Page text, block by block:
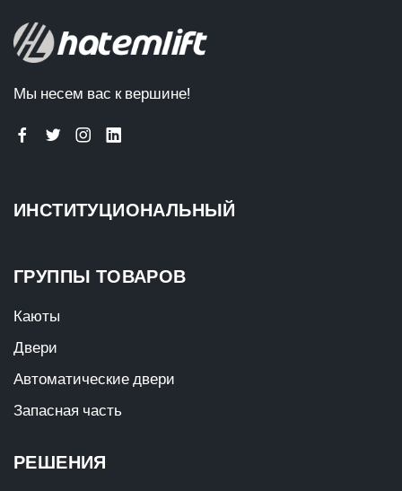
Мы несем вас к вершине!
ИНСТИТУЦИОНАЛЬНЫЙ
ГРУППЫ ТОВАРОВ
Каюты
Двери
Автоматические двери
Запасная часть
РЕШЕНИЯ